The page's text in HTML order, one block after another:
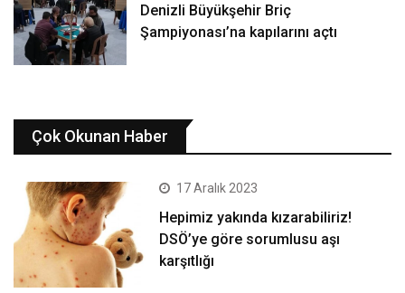
Denizli Büyükşehir Briç
Şampiyonası’na kapılarını açtı
Çok Okunan Haber
17 Aralık 2023
Hepimiz yakında kızarabiliriz!
DSÖ’ye göre sorumlusu aşı
karşıtlığı